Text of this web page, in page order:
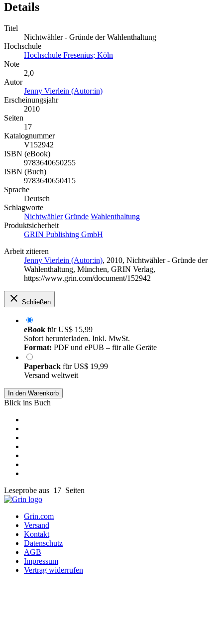
Details
Titel
Nichtwähler - Gründe der Wahlenthaltung
Hochschule
Hochschule Fresenius; Köln
Note
2,0
Autor
Jenny Vierlein (Autor:in)
Erscheinungsjahr
2010
Seiten
17
Katalognummer
V152942
ISBN (eBook)
9783640650255
ISBN (Buch)
9783640650415
Sprache
Deutsch
Schlagworte
Nichtwähler Gründe Wahlenthaltung
Produktsicherheit
GRIN Publishing GmbH
Arbeit zitieren
Jenny Vierlein (Autor:in), 2010, Nichtwähler - Gründe der
Wahlenthaltung, München, GRIN Verlag,
https://www.grin.com/document/152942
Schließen
eBook fürUS$ 15,99
Sofort herunterladen. Inkl. MwSt.
Format: PDF und ePUB – für alle Geräte
Paperback fürUS$ 19,99
Versand weltweit
In den Warenkorb
Blick ins Buch
Leseprobe aus 17 Seiten
Grin.com
Versand
Kontakt
Datenschutz
AGB
Impressum
Vertrag widerrufen